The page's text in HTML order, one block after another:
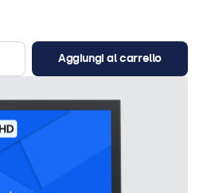
Aggiungi al carrello